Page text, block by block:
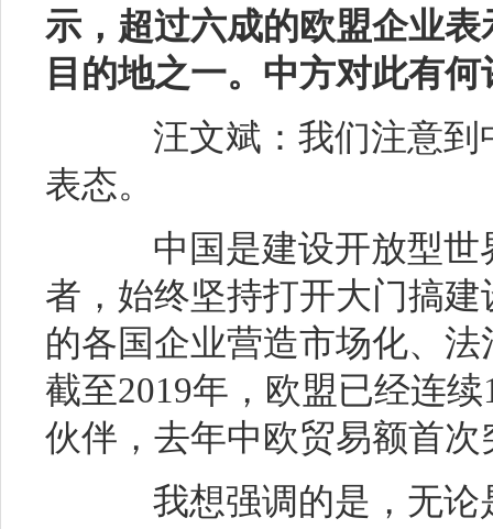
示，超过六成的欧盟企业
目的地之一。中方对此有何
汪文斌：我们注意到
表态。
中国是建设开放型世
者，始终坚持打开大门搞
的各国企业营造市场化、
截至2019年，欧盟已经连
伙伴，去年中欧贸易额首次
我想强调的是，无论